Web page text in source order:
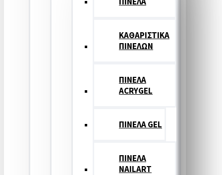
ΚΑΘΑΡΙΣΤΙΚΑ
ΠΙΝΕΛΩΝ
ΠΙΝΕΛΑ
ACRYGEL
ΠΙΝΕΛΑ GEL
ΠΙΝΕΛΑ
NAILART